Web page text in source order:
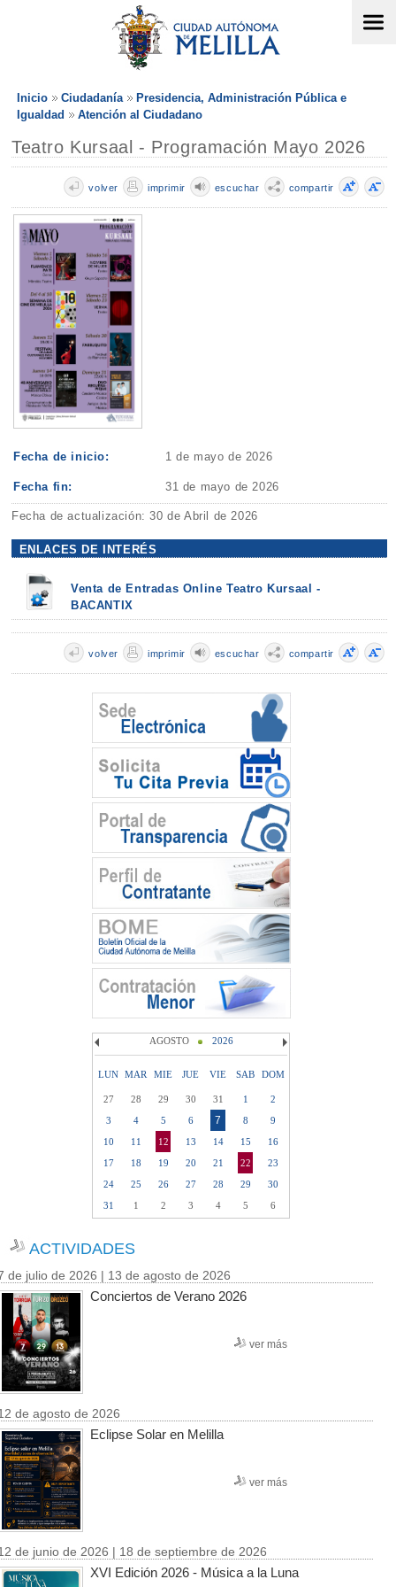
Inicio Ciudadanía
Presidencia, Administración Pública e
Igualdad
Atención al Ciudadano
Teatro Kursaal - Programación Mayo 2026
compartir
escuchar
imprimir
volver
Fecha de inicio: 1 de mayo de 2026
Fecha fin: 31 de mayo de 2026
Fecha de actualización: 30 de Abril de 2026
ENLACES DE INTERÉS
Venta de Entradas Online Teatro Kursaal -
BACANTIX
compartir
escuchar
imprimir
volver
AGOSTO 2026
LUN MAR MIE JUE VIE SAB DOM
27 28 29 30 31 1
2
3
4 5 6 7 8
9
10
11 12 13 14 15
16
17
18 19 20 21 22
23
24
25 26 27 28 29
30
31
1 2 3 4 5 6
ACTIVIDADES
de julio de 2026 | 13 de agosto de 2026
Conciertos de Verano 2026
ver más
de agosto de 2026
Eclipse Solar en Melilla
ver más
de junio de 2026 | 18 de septiembre de 2026
XVI Edición 2026 - Música a la Luna